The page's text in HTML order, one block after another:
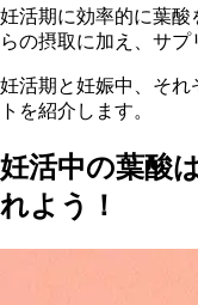
妊活期に効率的に葉
らの摂取に加え、サプ
妊活期と妊娠中、そ
トを紹介します。
妊活中の葉酸
れよう！